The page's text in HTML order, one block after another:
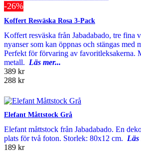
-26%
Koffert Resväska Rosa 3-Pack
Koffert resväska från Jabadabado, tre fina
nyanser som kan öppnas och stängas med
Perfekt för förvaring av favoritleksakerna.
metall. Läs mer...
389 kr
288 kr
Elefant Måttstock Grå
Elefant måttstock från Jabadabado. En
plats för två foton. Storlek: 80x12 cm. Läs
189 kr